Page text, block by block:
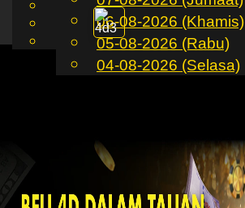
MS
English
Chinese
Malay
06-08-2026 (Khamis)
05-08-2026 (Rabu)
04-08-2026 (Selasa)
Toggle
navigation